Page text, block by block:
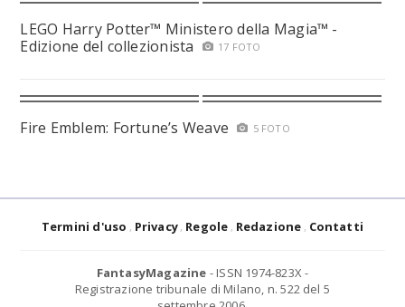
LEGO Harry Potter™ Ministero della Magia™ -
Edizione del collezionista
17 FOTO
Fire Emblem: Fortune’s Weave 5 FOTO
Termini d'uso Privacy Regole Redazione Contatti
FantasyMagazine - ISSN 1974-823X -
Registrazione tribunale di Milano, n. 522 del 5